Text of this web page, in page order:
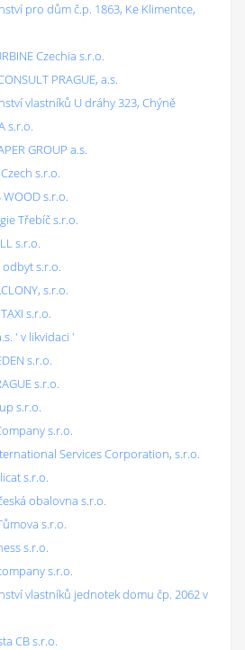
pro dům č.p. 1863, Ke Klimentce,
Czechia s.r.o.
PRAGUE, a.s.
vlastníků U dráhy 323, Chýně
s.r.o.
GROUP a.s.
s.r.o.
WOOD s.r.o.
Třebíč s.r.o.
s.r.o.
odbyt s.r.o.
s.r.o.
s.r.o.
' v likvidaci '
s.r.o.
s.r.o.
s.r.o.
s.r.o.
Services Corporation, s.r.o.
s.r.o.
obalovna s.r.o.
s.r.o.
s.r.o.
s.r.o.
vlastníků jednotek domu čp. 2062 v
CB s.r.o.